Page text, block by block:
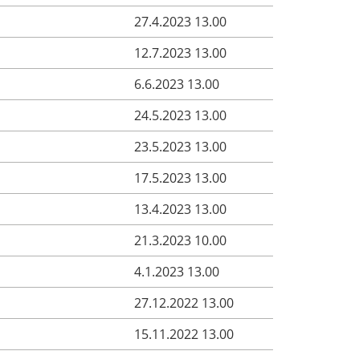
27.4.2023 13.00
12.7.2023 13.00
6.6.2023 13.00
24.5.2023 13.00
23.5.2023 13.00
17.5.2023 13.00
13.4.2023 13.00
21.3.2023 10.00
4.1.2023 13.00
27.12.2022 13.00
15.11.2022 13.00